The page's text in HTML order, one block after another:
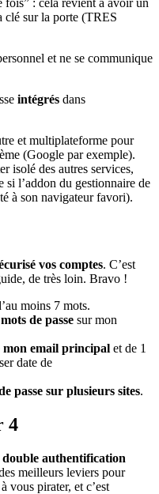
fois” : cela revient à avoir un
clé sur la porte (TRES
et ne se communique
intégrés dans
et multiplateforme pour
(Google par exemple).
isolé des autres services,
si l’addon du gestionnaire de
à son navigateur favori).
vos comptes. C’est
de très loin. Bravo !
moins 7 mots.
de passe sur mon
mon email principal et de 1
date de
passe sur plusieurs sites.
4
double authentification
meilleurs leviers pour
vous pirater, et c’est